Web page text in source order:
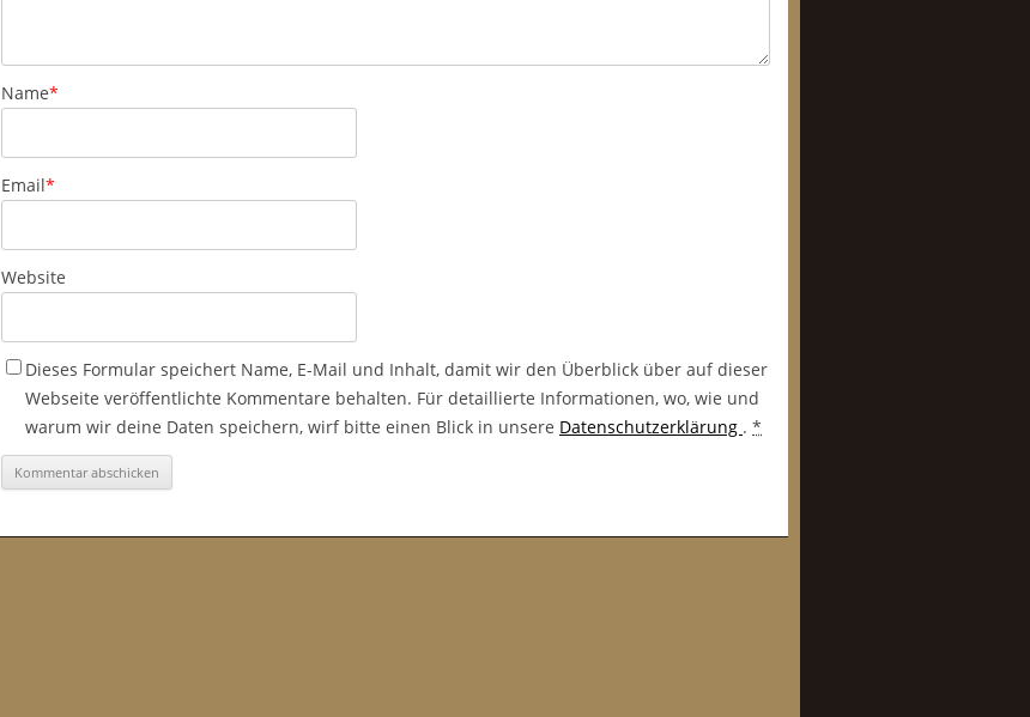
Name*
Email*
Website
Dieses Formular speichert Name, E-Mail und Inhalt, damit wir den Überblick über auf dieser
Webseite veröffentlichte Kommentare behalten. Für detaillierte Informationen, wo, wie und
warum wir deine Daten speichern, wirf bitte einen Blick in unsere Datenschutzerklärung . *